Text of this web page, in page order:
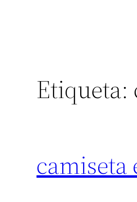
Etiqueta:
camiseta